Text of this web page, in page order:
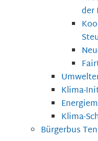
der
Klima-
Klima-
Bürgerbus